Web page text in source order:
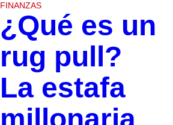
FINANZAS
¿Qué es un
rug pull?
La estafa